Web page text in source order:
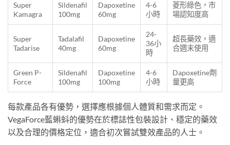
Super
Kamagra
Sildenafil
100mg
Dapoxetine
60mg
4-6
小時
菱形綠色，市
場認知度高
Super
Tadarise
Tadalafil
40mg
Dapoxetine
60mg
24-
36小
時
超長藥效，適
合週末使用
Green P-
Force
Sildenafil
100mg
Dapoxetine
100mg
4-6
小時
Dapoxetine劑
量更高
每款產品各有優勢，選擇應根據個人體質和需求而定。
VegaForce藍蝌蚪的優勢在於標誌性包裝設計、穩定的藥效
以及合理的價格定位，適合初次嘗試雙效產品的人士。